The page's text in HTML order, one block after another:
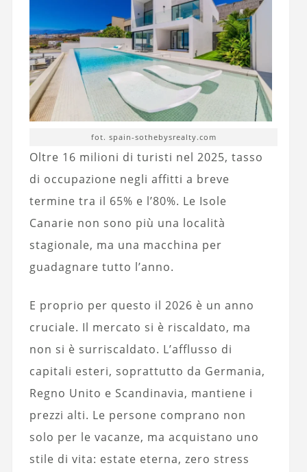
fot. spain-sothebysrealty.com
Oltre 16 milioni di turisti nel 2025, tasso
di occupazione negli affitti a breve
termine tra il 65% e l’80%. Le Isole
Canarie non sono più una località
stagionale, ma una macchina per
guadagnare tutto l’anno.
E proprio per questo il 2026 è un anno
cruciale. Il mercato si è riscaldato, ma
non si è surriscaldato. L’afflusso di
capitali esteri, soprattutto da Germania,
Regno Unito e Scandinavia, mantiene i
prezzi alti. Le persone comprano non
solo per le vacanze, ma acquistano uno
stile di vita: estate eterna, zero stress